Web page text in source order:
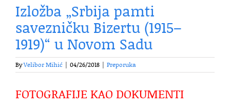
Izložba „Srbija pamti
savezničku Bizertu (1915–
1919)“ u Novom Sadu
ByVelibor Mihić 04/26/2018 Preporuka
FOTOGRAFIJE KAO DOKUMENTI